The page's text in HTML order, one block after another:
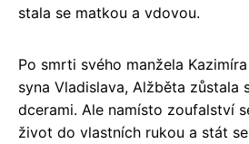
stala se matkou a vdovou.
Po smrti svého manžela
syna Vladislava, Alžběta zůstala
dcerami. Ale namísto zoufalství
život do vlastních rukou a stát